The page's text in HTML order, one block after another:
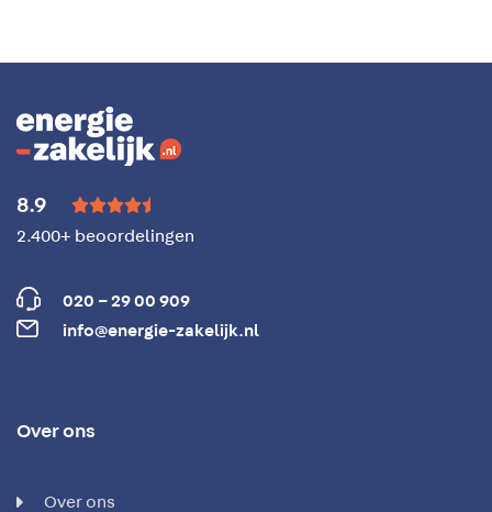
8.9 
2.400+ beoordelingen
020 – 29 00 909
info@energie-zakelijk.nl
Over ons
Over ons